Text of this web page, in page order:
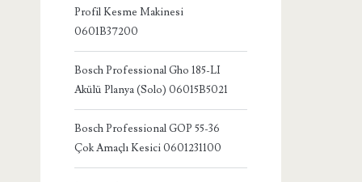
Profil Kesme Makinesi
0601B37200
Bosch Professional Gho 185-LI
Akülü Planya (Solo) 06015B5021
Bosch Professional GOP 55-36
Çok Amaçlı Kesici 0601231100